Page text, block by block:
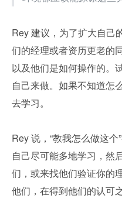
Rey 建议，为了扩大自己
们的经理或者资历更老的
以及他们是如何操作的。
自己来做。如果不知道怎
去学习。
Rey 说，“教我怎么做这
自己尽可能多地学习，然
们，或来找他们验证你的
他们，在得到他们的认可